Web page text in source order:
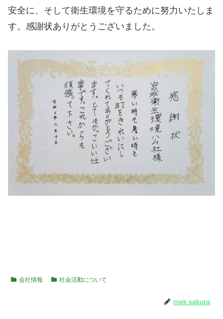
安全に、そして衛生環境を守るために努力いたしま
す。感謝状ありがとうございました。
会社情報 社会活動について
mek sakura